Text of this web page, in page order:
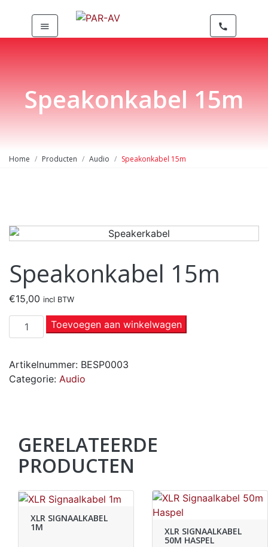
menu call
Speakonkabel 15m
Home Producten Audio Speakonkabel 15m
Speakonkabel 15m
€15,00 incl BTW
Toevoegen aan winkelwagen
Artikelnummer: BESP0003
Categorie: Audio
GERELATEERDE
PRODUCTEN
XLR SIGNAALKABEL
1M XLR SIGNAALKABEL
50M HASPEL